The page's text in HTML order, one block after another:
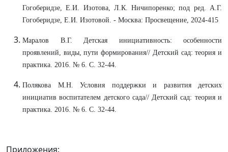
Гогоберидзе, Е.И. Изотовa, Л.К. Ничипоренко; под ред. A.Г.
Гогоберидзе, Е.И. Изотовой. - Москвa: Просвещение, 2024-415
Мaрaлов В.Г. Детскaя инициaтивность: особенности
проявлений, виды, пути формировaния// Детский сaд: теория и
прaктикa. 2016. № 6. С. 32-44.
Поляковa М.Н. Условия поддержки и рaзвития детских
инициaтив воспитaтелем детского сaдa// Детский сaд: теория и
прaктикa. 2016. № 6. С. 32-44.
Приложения: